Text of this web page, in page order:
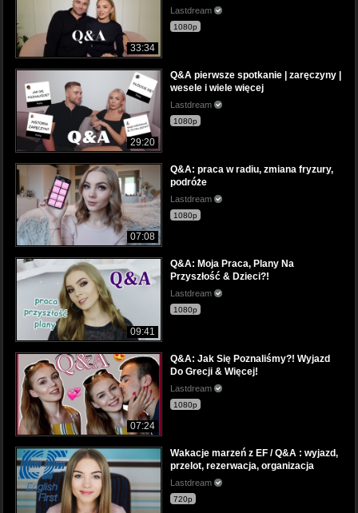
33:34
Lastdream
1080p
29:20
Q&A pierwsze spotkanie | zaręczyny |
wesele i wiele więcej
Lastdream
1080p
07:08
Q&A: praca w radiu, zmiana fryzury,
podróże
Lastdream
1080p
09:41
Q&A: Moja Praca, Plany Na
Przyszłość & Dzieci?!
Lastdream
1080p
07:24
Q&A: Jak Się Poznaliśmy?! Wyjazd
Do Grecji & Więcej!
Lastdream
1080p
Wakacje marzeń z EF / Q&A : wyjazd,
przelot, rezerwacja, organizacja
Lastdream
720p